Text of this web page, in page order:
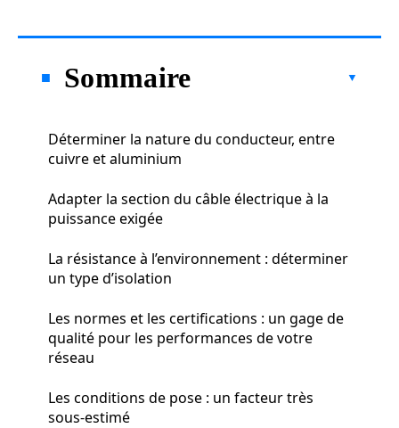
Sommaire
Déterminer la nature du conducteur, entre
cuivre et aluminium
Adapter la section du câble électrique à la
puissance exigée
La résistance à l’environnement : déterminer
un type d’isolation
Les normes et les certifications : un gage de
qualité pour les performances de votre
réseau
Les conditions de pose : un facteur très
sous-estimé